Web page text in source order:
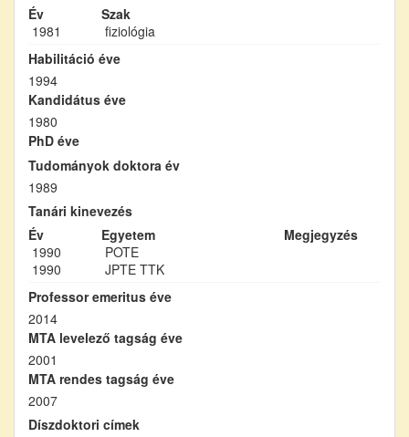
Év
Szak
1981
fiziológia
Habilitáció éve
1994
Kandidátus éve
1980
PhD éve
Tudományok doktora év
1989
Tanári kinevezés
Év
Egyetem
Megjegyzés
1990
POTE
1990
JPTE TTK
Professor emeritus éve
2014
MTA levelező tagság éve
2001
MTA rendes tagság éve
2007
Díszdoktori címek